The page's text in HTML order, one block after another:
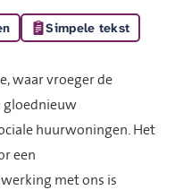
Simpele tekst
waar vroeger de
gloednieuw
huurwoningen. Het
een
met ons is